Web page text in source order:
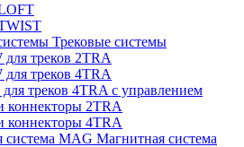
Трековые системы
для треков 2TRA
для треков 4TRA
треков 4TRA с управлением
коннекторы 2TRA
коннекторы 4TRA
Магнитная система